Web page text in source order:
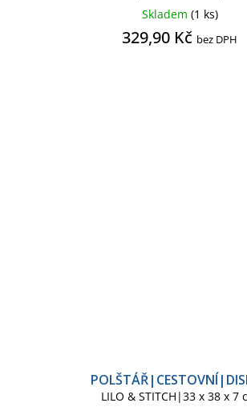
Skladem (1 ks)
329,90 Kč bez DPH
LILO & STITCH|33 x 38 x 7